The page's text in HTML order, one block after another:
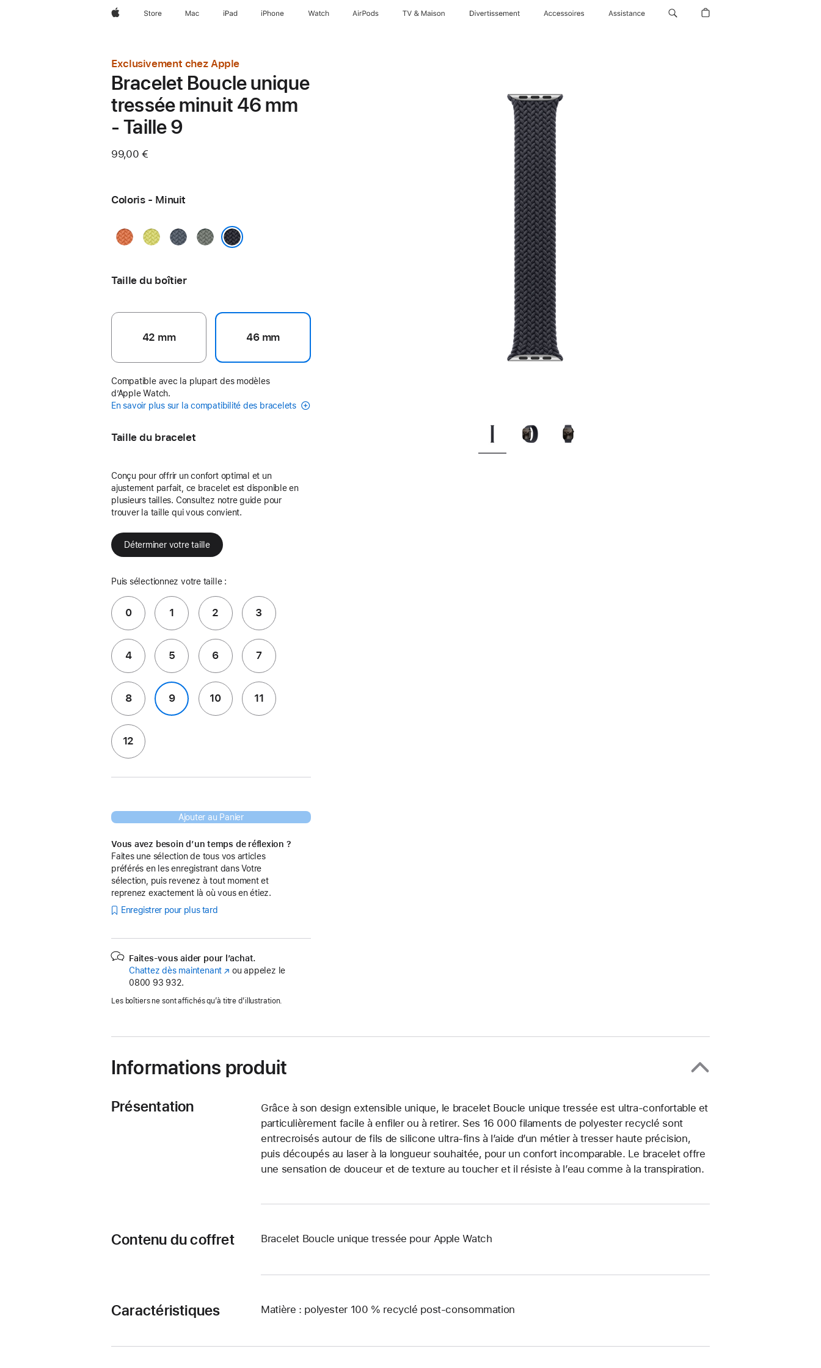
AppleStore Mac iPad iPhone Watch AirPods TV & Maison Divertissements Accessoires Assistance
Exclusivement chez Apple
Bracelet Boucle unique
tressée minuit 46 mm
- Taille 9
99,00 €
Coloris - Minuit
Curcuma
JauneBleu
Gris
Taille du boîtier
42 mm 46 mm
Compatible avec la plupart des modèles
d’Apple Watch.
En savoir plus sur la compatibilité des bracelets
Taille du bracelet
Conçu pour offrir un confort optimal et un
ajustement parfait, ce bracelet est disponible en
plusieurs tailles. Consultez notre guide pour
trouver la taille qui vous convient.
Déterminer votre taille
Puis sélectionnez votre taille :
0 1 2 3
4 5 6 7
8 9 10 11
12
Ajouter au Panier
Vous avez besoin d’un temps de réflexion ?
Faites une sélection de tous vos articles
préférés en les enregistrant dans Votre
sélection, puis revenez à tout moment et
reprenez exactement là où vous en étiez.
Enregistrer pour plus tard
Faites-vous aider pour l’achat.
Chattez dès maintenant (s’ouvre
nouvelle
ou appelez le
0800 93 932.
Les boîtiers ne sont affichés qu’à titre d’illustration.
Informations produit
Présentation
Grâce à son design extensible unique, le bracelet Boucle unique tressée est ultra-confortable et
particulièrement facile à enfiler ou à retirer. Ses 16 000 filaments de polyester recyclé sont
entrecroisés autour de fils de silicone ultra-fins à l’aide d’un métier à tresser haute précision,
puis découpés au laser à la longueur souhaitée, pour un confort incomparable. Le bracelet offre
une sensation de douceur et de texture au toucher et il résiste à l’eau comme à la transpiration.
Contenu du coffret Bracelet Boucle unique tressée pour Apple Watch
Caractéristiques Matière : polyester 100 % recyclé post-consommation